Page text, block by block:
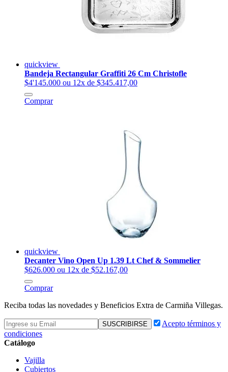
quickview
Bandeja Rectangular Graffiti 26 Cm Christofle
$4'145.000 ou 12x de $345.417,00
Comprar
quickview
Decanter Vino Open Up 1.39 Lt Chef & Sommelier
$626.000 ou 12x de $52.167,00
Comprar
Reciba todas las novedades y Beneficios Extra de Carmiña Villegas.
Acepto términos y
condiciones
Catálogo
Vajilla
Cubiertos